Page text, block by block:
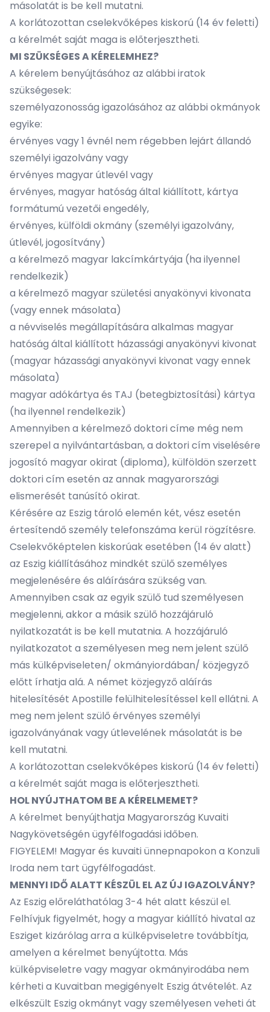
másolatát is be kell mutatni.
A korlátozottan cselekvőképes kiskorú (14 év feletti)
a kérelmét saját maga is előterjesztheti.
MI SZÜKSÉGES A KÉRELEMHEZ?
A kérelem benyújtásához az alábbi iratok
szükségesek:
személyazonosság igazolásához az alábbi okmányok
egyike:
érvényes vagy 1 évnél nem régebben lejárt állandó
személyi igazolvány vagy
érvényes magyar útlevél vagy
érvényes, magyar hatóság által kiállított, kártya
formátumú vezetői engedély,
érvényes, külföldi okmány (személyi igazolvány,
útlevél, jogosítvány)
a kérelmező magyar lakcímkártyája (ha ilyennel
rendelkezik)
a kérelmező magyar születési anyakönyvi kivonata
(vagy ennek másolata)
a névviselés megállapítására alkalmas magyar
hatóság által kiállított házassági anyakönyvi kivonat
(magyar házassági anyakönyvi kivonat vagy ennek
másolata)
magyar adókártya és TAJ (betegbiztosítási) kártya
(ha ilyennel rendelkezik)
Amennyiben a kérelmező doktori címe még nem
szerepel a nyilvántartásban, a doktori cím viselésére
jogosító magyar okirat (diploma), külföldön szerzett
doktori cím esetén az annak magyarországi
elismerését tanúsító okirat.
Kérésére az Eszig tároló elemén két, vész esetén
értesítendő személy telefonszáma kerül rögzítésre.
Cselekvőképtelen kiskorúak esetében (14 év alatt)
az Eszig kiállításához mindkét szülő személyes
megjelenésére és aláírására szükség van.
Amennyiben csak az egyik szülő tud személyesen
megjelenni, akkor a másik szülő hozzájáruló
nyilatkozatát is be kell mutatnia. A hozzájáruló
nyilatkozatot a személyesen meg nem jelent szülő
más külképviseleten/ okmányiordában/ közjegyző
előtt írhatja alá. A német közjegyző aláírás
hitelesítését Apostille felülhitelesítéssel kell ellátni. A
meg nem jelent szülő érvényes személyi
igazolványának vagy útlevelének másolatát is be
kell mutatni.
A korlátozottan cselekvőképes kiskorú (14 év feletti)
a kérelmét saját maga is előterjesztheti.
HOL NYÚJTHATOM BE A KÉRELMEMET?
A kérelmet benyújthatja Magyarország Kuvaiti
Nagykövetségén ügyfélfogadási időben.
FIGYELEM! Magyar és kuvaiti ünnepnapokon a Konzuli
Iroda nem tart ügyfélfogadást.
MENNYI IDŐ ALATT KÉSZÜL EL AZ ÚJ IGAZOLVÁNY?
Az Eszig előreláthatólag 3-4 hét alatt készül el.
Felhívjuk figyelmét, hogy a magyar kiállító hivatal az
Esziget kizárólag arra a külképviseletre továbbítja,
amelyen a kérelmet benyújtotta. Más
külképviseletre vagy magyar okmányirodába nem
kérheti a Kuvaitban megigényelt Eszig átvételét. Az
elkészült Eszig okmányt vagy személyesen veheti át